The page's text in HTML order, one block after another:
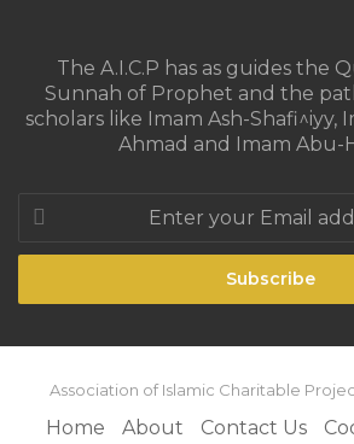
The A.I.C.P has as guides the
Sunnah of Prophet and the
scholars like Imam Ash-Shafi^iyy,
Ahmad and Imam Abu-
Enter
your
Email
Association of Islamic Charitable
Home About Contact Us